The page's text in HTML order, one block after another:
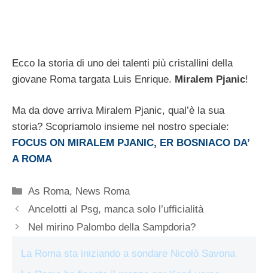
Ecco la storia di uno dei talenti più cristallini della
giovane Roma targata Luis Enrique. Miralem Pjanic!
Ma da dove arriva Miralem Pjanic, qual’è la sua
storia? Scopriamolo insieme nel nostro speciale:
FOCUS ON MIRALEM PJANIC, ER BOSNIACO DA’
A ROMA
Categorie
As Roma, News Roma
Ancelotti al Psg, manca solo l’ufficialità
Nel mirino Palombo della Sampdoria?
La Roma sta iniziando a sondare Nicolò Savona